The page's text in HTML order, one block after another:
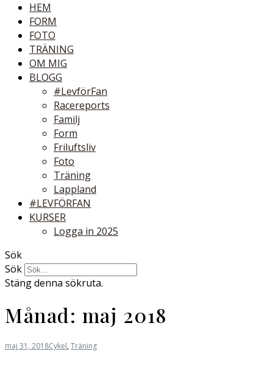
HEM
FORM
FOTO
TRÄNING
OM MIG
BLOGG
#LevförFan
Racereports
Familj
Form
Friluftsliv
Foto
Träning
Lappland
#LEVFÖRFAN
KURSER
Logga in 2025
Sök
Sök
Stäng denna sökruta.
Månad: maj 2018
maj 31, 2018Cykel,Träning